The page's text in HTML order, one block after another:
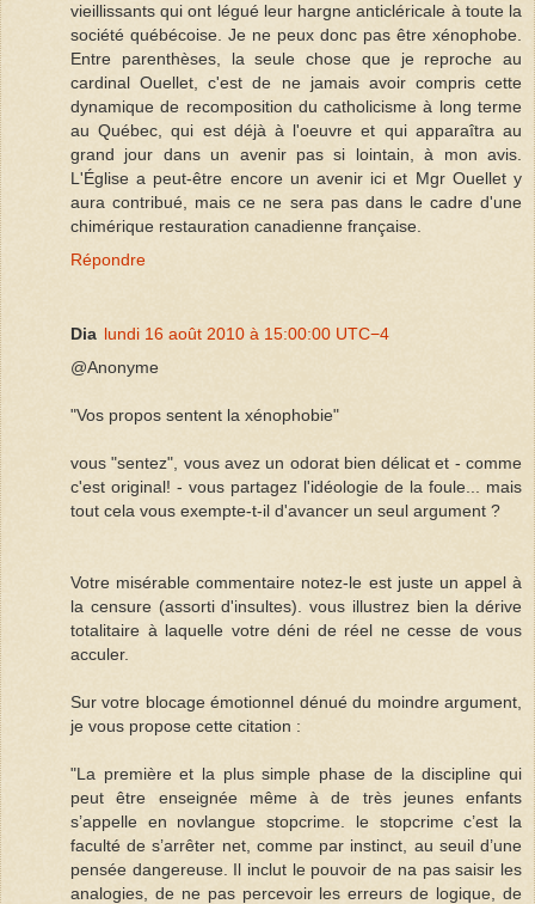
vieillissants qui ont légué leur hargne anticléricale à toute la
société québécoise. Je ne peux donc pas être xénophobe.
Entre parenthèses, la seule chose que je reproche au
cardinal Ouellet, c'est de ne jamais avoir compris cette
dynamique de recomposition du catholicisme à long terme
au Québec, qui est déjà à l'oeuvre et qui apparaîtra au
grand jour dans un avenir pas si lointain, à mon avis.
L'Église a peut-être encore un avenir ici et Mgr Ouellet y
aura contribué, mais ce ne sera pas dans le cadre d'une
chimérique restauration canadienne française.
Répondre
Dia lundi 16 août 2010 à 15:00:00 UTC−4
@Anonyme
"Vos propos sentent la xénophobie"
vous "sentez", vous avez un odorat bien délicat et - comme
c'est original! - vous partagez l'idéologie de la foule... mais
tout cela vous exempte-t-il d'avancer un seul argument ?
Votre misérable commentaire notez-le est juste un appel à
la censure (assorti d'insultes). vous illustrez bien la dérive
totalitaire à laquelle votre déni de réel ne cesse de vous
acculer.
Sur votre blocage émotionnel dénué du moindre argument,
je vous propose cette citation :
"La première et la plus simple phase de la discipline qui
peut être enseignée même à de très jeunes enfants
s’appelle en novlangue stopcrime. le stopcrime c’est la
faculté de s’arrêter net, comme par instinct, au seuil d’une
pensée dangereuse. Il inclut le pouvoir de na pas saisir les
analogies, de ne pas percevoir les erreurs de logique, de